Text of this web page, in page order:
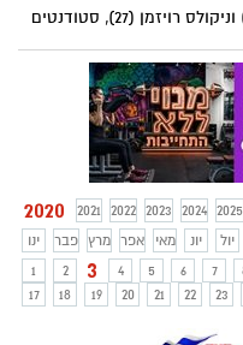
רבינוביץ' (25) וניקולס רויזמן (27), סטודנטים
שמעון, על תוסף חדשני
שיסייע למשתמש לראות
באתרי החופשות והטיסות
2020 2021 2022 2023 2024 2025
ינו
פבר מרץ אפר מאי יונ יול
1
2 3 4 5 6 7
17
18 19 20 21 22 23